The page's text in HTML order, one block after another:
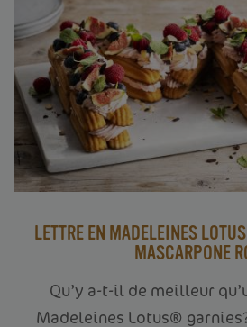
LETTRE EN MADELEINES
MASCARPONE
Qu’y a-t-il de meilleur
Madeleines Lotus®